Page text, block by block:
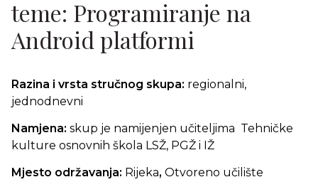
teme: Programiranje na
Android platformi
Razina i vrsta stručnog skupa: regionalni,
jednodnevni
Namjena: skup je namijenjen učiteljima Tehničke
kulture osnovnih škola LSŽ, PGŽ i IŽ
Mjesto održavanja: Rijeka, Otvoreno učilište